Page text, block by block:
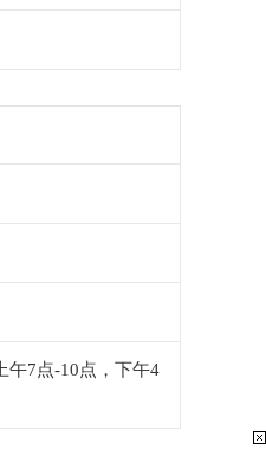
午7点-10点，下午4